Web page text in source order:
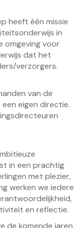
heeft één missie
in
omgeving voor
dat het
verzorgers.
van de
eigen directie.
in een prachtig
met plezier,
werken we iedere
en reflectie.
de komende jaren